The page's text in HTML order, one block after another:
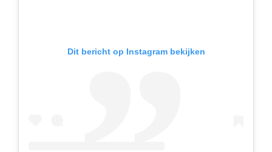
Dit bericht op Instagram bekijken